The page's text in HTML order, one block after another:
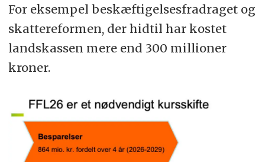
For eksempel beskæftigelsesfradraget og
skattereformen, der hidtil har kostet
landskassen mere end 300 millioner
kroner.